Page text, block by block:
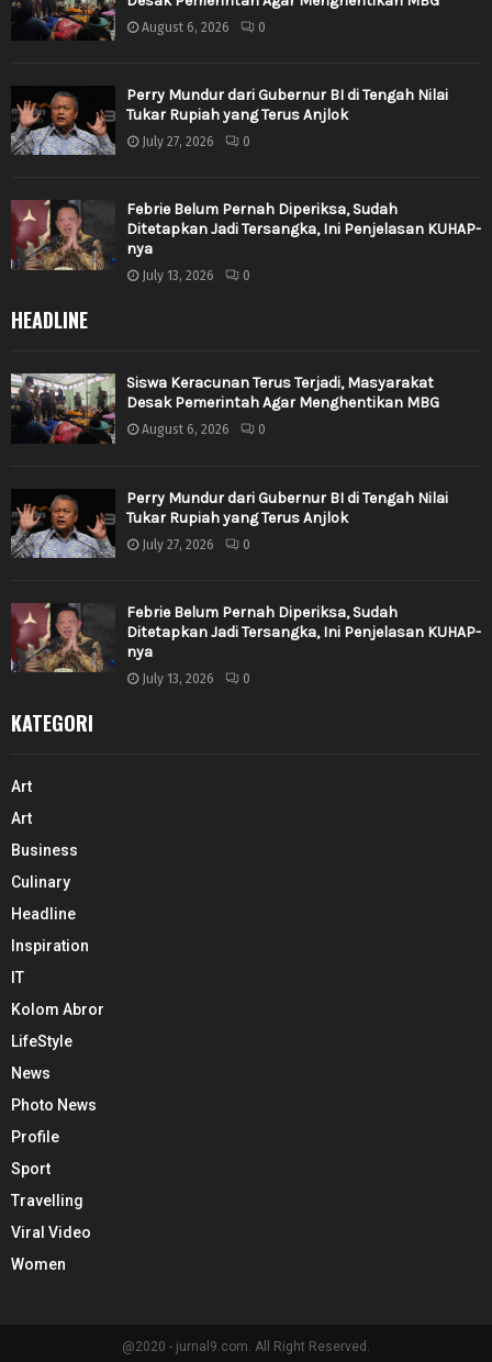
August 6, 2026 0
Perry Mundur dari Gubernur BI di Tengah Nilai
Tukar Rupiah yang Terus Anjlok
July 27, 2026 0
Febrie Belum Pernah Diperiksa, Sudah
Ditetapkan Jadi Tersangka, Ini Penjelasan KUHAP-
nya
July 13, 2026 0
HEADLINE
Siswa Keracunan Terus Terjadi, Masyarakat
Desak Pemerintah Agar Menghentikan MBG
August 6, 2026 0
Perry Mundur dari Gubernur BI di Tengah Nilai
Tukar Rupiah yang Terus Anjlok
July 27, 2026 0
Febrie Belum Pernah Diperiksa, Sudah
Ditetapkan Jadi Tersangka, Ini Penjelasan KUHAP-
nya
July 13, 2026 0
KATEGORI
Art
Art
Business
Culinary
Headline
Inspiration
IT
Kolom Abror
LifeStyle
News
Photo News
Profile
Sport
Travelling
Viral Video
Women
@2020 - jurnal9.com. All Right Reserved.